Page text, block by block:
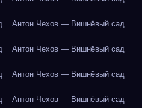
Антон Чехов — Вишнёвый сад
Антон Чехов — Вишнёвый сад
Антон Чехов — Вишнёвый сад
Антон Чехов — Вишнёвый сад